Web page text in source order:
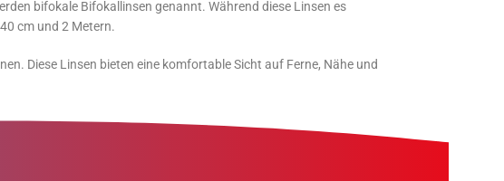
bifokale Bifokallinsen genannt. Während diese Linsen es
cm und 2 Metern.
Diese Linsen bieten eine komfortable Sicht auf Ferne, Nähe und